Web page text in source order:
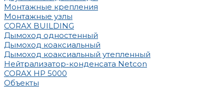
Монтажные крепления
Монтажные узлы
CORAX BUILDING
Дымоход одностенный
Дымоход коаксиальный
Дымоход коаксиальный утепленный
Нейтрализатор-конденсата Netcon
CORAX HP 5000
Объекты